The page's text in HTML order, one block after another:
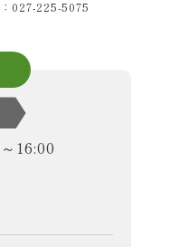
027-225-5075
16:00